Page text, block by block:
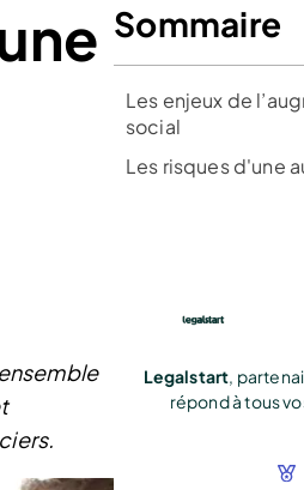
Sommaire
Les enjeux de
social
Les risques d'une
Legalstart,
répond à tous